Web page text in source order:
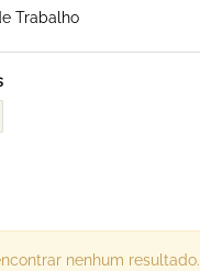
Trabalho
nenhum resultado.